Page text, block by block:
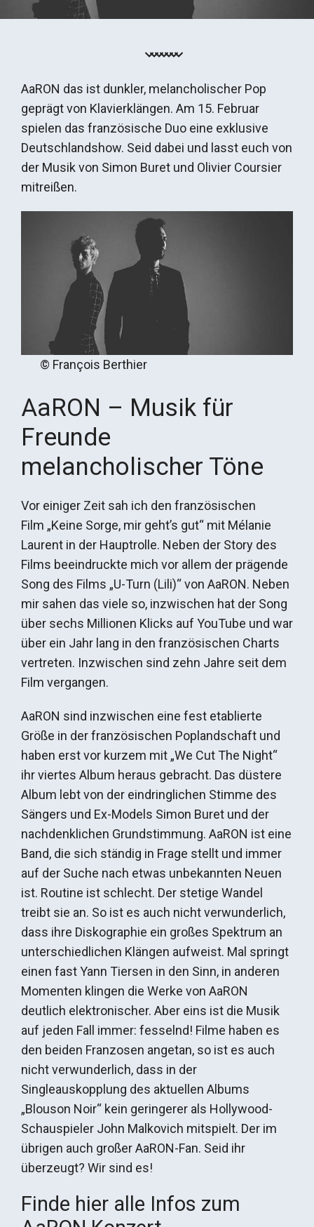
AaRON das ist dunkler, melancholischer Pop
geprägt von Klavierklängen. Am 15. Februar
spielen das französische Duo eine exklusive
Deutschlandshow. Seid dabei und lasst euch von
der Musik von Simon Buret und Olivier Coursier
mitreißen.
© François Berthier
AaRON – Musik für
Freunde
melancholischer Töne
Vor einiger Zeit sah ich den französischen
Film „Keine Sorge, mir geht’s gut“ mit Mélanie
Laurent in der Hauptrolle. Neben der Story des
Films beeindruckte mich vor allem der prägende
Song des Films „U-Turn (Lili)“ von AaRON. Neben
mir sahen das viele so, inzwischen hat der Song
über sechs Millionen Klicks auf YouTube und war
über ein Jahr lang in den französischen Charts
vertreten. Inzwischen sind zehn Jahre seit dem
Film vergangen.
AaRON sind inzwischen eine fest etablierte
Größe in der französischen Poplandschaft und
haben erst vor kurzem mit „We Cut The Night“
ihr viertes Album heraus gebracht. Das düstere
Album lebt von der eindringlichen Stimme des
Sängers und Ex-Models Simon Buret und der
nachdenklichen Grundstimmung. AaRON ist eine
Band, die sich ständig in Frage stellt und immer
auf der Suche nach etwas unbekannten Neuen
ist. Routine ist schlecht. Der stetige Wandel
treibt sie an. So ist es auch nicht verwunderlich,
dass ihre Diskographie ein großes Spektrum an
unterschiedlichen Klängen aufweist. Mal springt
einen fast Yann Tiersen in den Sinn, in anderen
Momenten klingen die Werke von AaRON
deutlich elektronischer. Aber eins ist die Musik
auf jeden Fall immer: fesselnd! Filme haben es
den beiden Franzosen angetan, so ist es auch
nicht verwunderlich, dass in der
Singleauskopplung des aktuellen Albums
„Blouson Noir“ kein geringerer als Hollywood-
Schauspieler John Malkovich mitspielt. Der im
übrigen auch großer AaRON-Fan. Seid ihr
überzeugt? Wir sind es!
Finde hier alle Infos zum